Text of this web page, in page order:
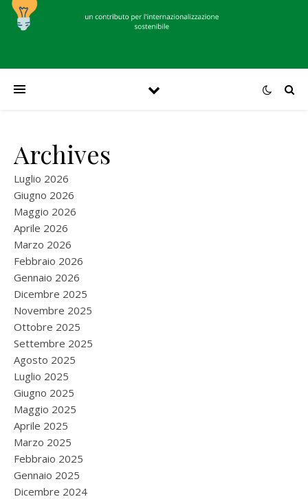
Archives
Luglio 2026
Giugno 2026
Maggio 2026
Aprile 2026
Marzo 2026
Febbraio 2026
Gennaio 2026
Dicembre 2025
Novembre 2025
Ottobre 2025
Settembre 2025
Agosto 2025
Luglio 2025
Giugno 2025
Maggio 2025
Aprile 2025
Marzo 2025
Febbraio 2025
Gennaio 2025
Dicembre 2024